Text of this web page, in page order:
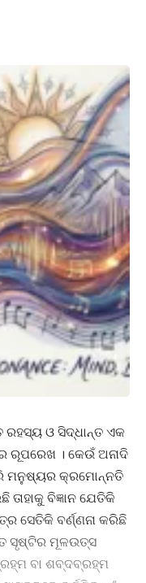
ଓ ସିଦ୍ଧାନ୍ତ ଏକ
ରୂପରେଖ । କେଉଁ ଅନାଦି
ମନୁଷ୍ୟର କ୍ରମୋନ୍ନତି
ବିଜ୍ଞାନ ଯେତିକି
ସେତିକି ବର୍ଣ୍ଣନା କରିଛି
ସୃଷ୍ଟିର ମୂଳଉତ୍ସ
ବା ଶବ୍ଦବ୍ରହ୍ମ